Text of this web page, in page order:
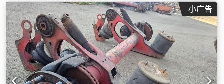
小广告